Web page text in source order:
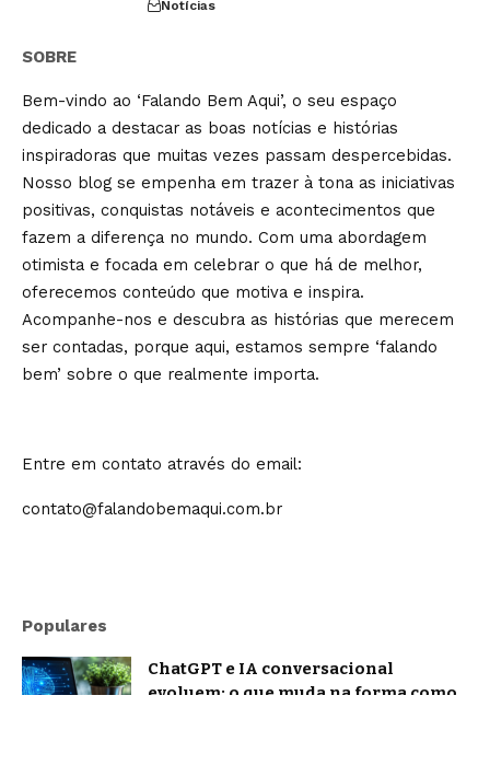
Notícias
SOBRE
Bem-vindo ao ‘Falando Bem Aqui’, o seu espaço
dedicado a destacar as boas notícias e histórias
inspiradoras que muitas vezes passam despercebidas.
Nosso blog se empenha em trazer à tona as iniciativas
positivas, conquistas notáveis e acontecimentos que
fazem a diferença no mundo. Com uma abordagem
otimista e focada em celebrar o que há de melhor,
oferecemos conteúdo que motiva e inspira.
Acompanhe-nos e descubra as histórias que merecem
ser contadas, porque aqui, estamos sempre ‘falando
bem’ sobre o que realmente importa.
Entre em contato através do email:
contato@falandobemaqui.com.br
Populares
ChatGPT e IA conversacional
evoluem: o que muda na forma como